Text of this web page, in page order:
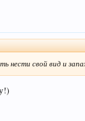
нести свой вид и